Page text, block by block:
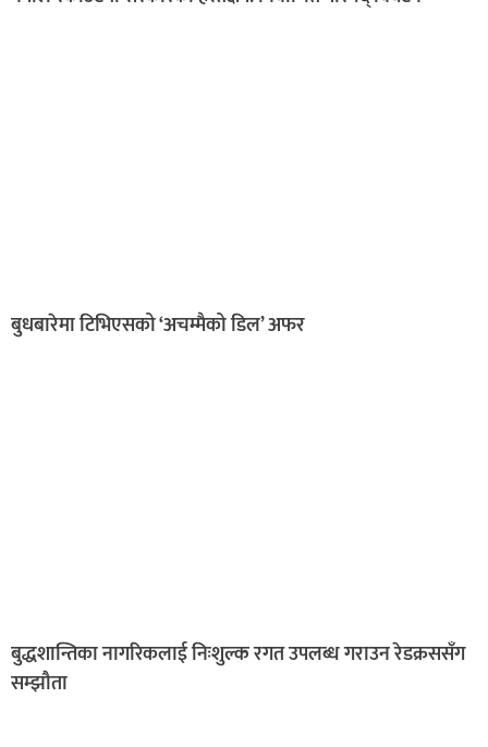
बुधबारेमा टिभिएसको ‘अचम्मैको डिल’ अफर
बुद्धशान्तिका नागरिकलाई निःशुल्क रगत उपलब्ध गराउन रेडक्रससँग
सम्झौता